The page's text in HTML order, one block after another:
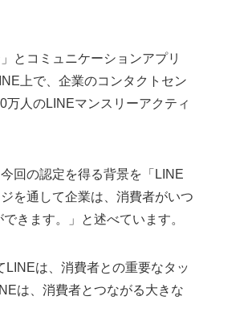
とコミュニケーションアプリ
上で、企業のコンタクトセン
人のLINEマンスリーアクティ
回の認定を得る背景を「LINE
を通して企業は、消費者がいつ
きます。」と述べています。
は、消費者との重要なタッ
は、消費者とつながる大きな